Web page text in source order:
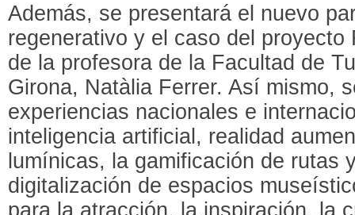
Además, se presentará el nuevo
regenerativo y el caso del proyecto
de la profesora de la Facultad de
Girona, Natàlia Ferrer. Así mismo,
experiencias nacionales e
inteligencia artificial, realidad
lumínicas, la gamificación de rutas
digitalización de espacios
para la atracción, la inspiración, la